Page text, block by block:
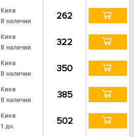
Киев
В наличии
262
Киев
В наличии
322
Киев
В наличии
350
Киев
В наличии
385
Киев
1 дн.
502